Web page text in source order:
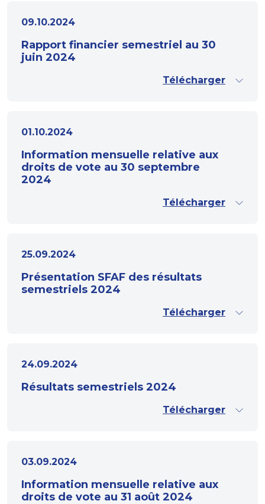
09.10.2024
Rapport financier semestriel au 30
juin 2024
Télécharger
01.10.2024
Information mensuelle relative aux
droits de vote au 30 septembre
2024
Télécharger
25.09.2024
Présentation SFAF des résultats
semestriels 2024
Télécharger
24.09.2024
Résultats semestriels 2024
Télécharger
03.09.2024
Information mensuelle relative aux
droits de vote au 31 août 2024